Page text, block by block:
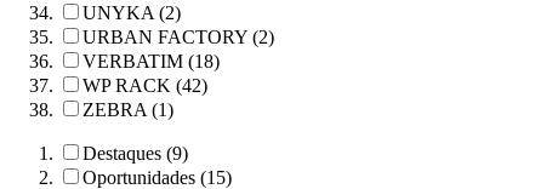
UNYKA (2)
URBAN FACTORY (2)
VERBATIM (18)
WP RACK (42)
ZEBRA (1)
Destaques (9)
Oportunidades (15)